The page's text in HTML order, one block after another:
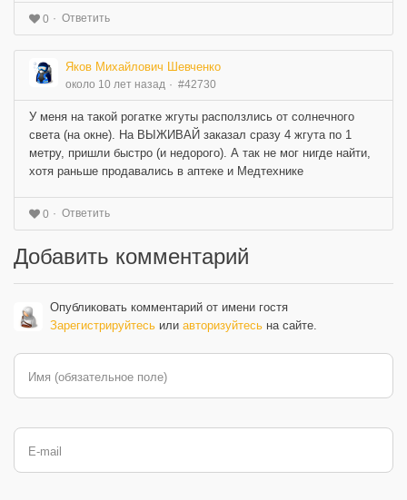
0 Ответить
Яков Михайлович Шевченко
около 10 лет назад #42730
У меня на такой рогатке жгуты расползлись от солнечного
света (на окне). На ВЫЖИВАЙ заказал сразу 4 жгута по 1
метру, пришли быстро (и недорого). А так не мог нигде найти,
хотя раньше продавались в аптеке и Медтехнике
0 Ответить
Добавить комментарий
Опубликовать комментарий от имени гостя
Зарегистрируйтесь или авторизуйтесь на сайте.
Имя (обязательное поле)
E-mail